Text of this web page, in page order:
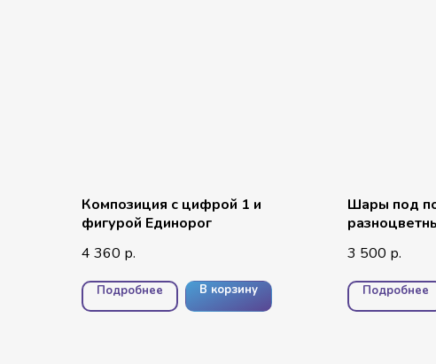
Композиция с цифрой 1 и
фигурой Единорог
4 360 р.
Подробнее В корзину
Шары под
Единорог,
3 500 р.
Подробнее